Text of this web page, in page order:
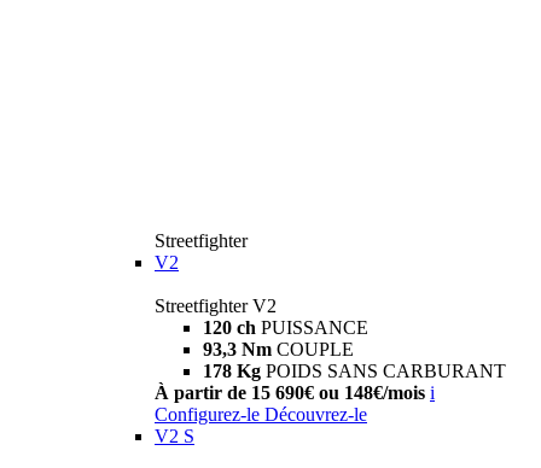
Streetfighter
V2
Streetfighter V2
120 ch PUISSANCE
93,3 Nm COUPLE
178 Kg POIDS SANS CARBURANT
À partir de 15 690€ ou 148€/mois i
Configurez-le Découvrez-le
V2 S